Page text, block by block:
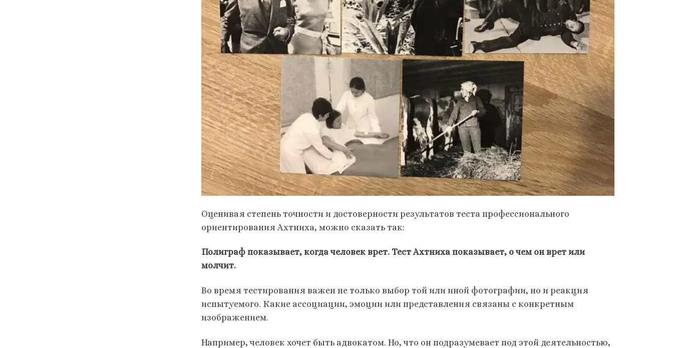
Оценивая степень точности и достоверности результатов теста профессионального
ориентирования Ахтниха, можно сказать так:
Полиграф показывает, когда человек врет. Тест Ахтниха показывает, о чем он врет или
молчит.
Во время тестирования важен не только выбор той или иной фотографии, но и реакция
испытуемого. Какие ассоциации, эмоции или представления связаны с конкретным
изображением.
Например, человек хочет быть адвокатом. Но, что он подразумевает под этой деятельностью,